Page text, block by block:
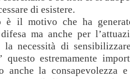
di esistere.
è il motivo che ha
ma anche per
la necessità di
estremamente
anche la consapevolezza